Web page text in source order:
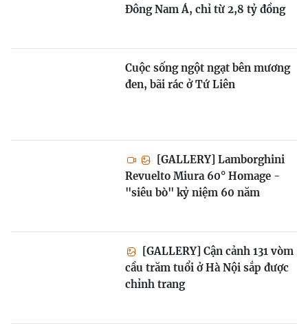
Đông Nam Á, chỉ từ 2,8 tỷ đồng
Cuộc sống ngột ngạt bên mương
đen, bãi rác ở Tứ Liên
[GALLERY] Lamborghini
Revuelto Miura 60° Homage -
"siêu bò" kỷ niệm 60 năm
[GALLERY] Cận cảnh 131 vòm
cầu trăm tuổi ở Hà Nội sắp được
chỉnh trang